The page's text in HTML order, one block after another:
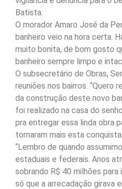
Batista.
O morador Amaro José da
banheiro veio na hora certa.
muito bonita, de bom gosto
banheiro sempre limpo e
O subsecretário de Obras,
reuniões nos bairros. “Quero
da construção deste novo
foi realizado na casa do
pra entregar essa linda obra
tornaram mais esta conquista
“Lembro de quando
estaduais e federais. Anos
sobrando R$ 40 milhões
só que a arrecadação girava